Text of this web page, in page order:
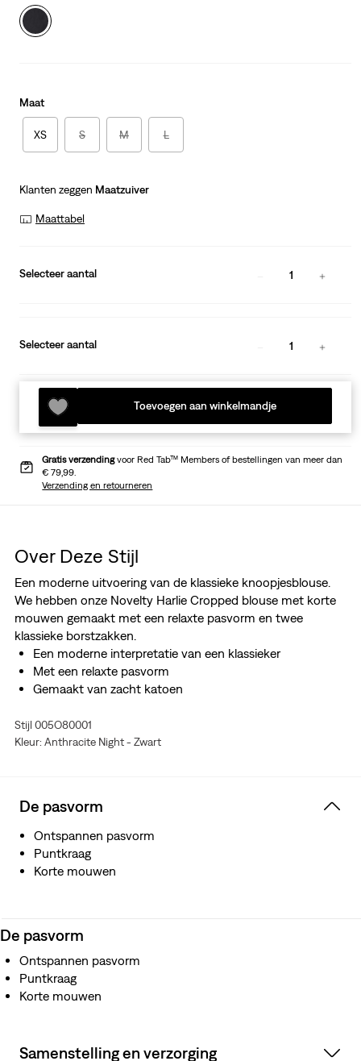
Maat
XS S M L
Klanten zeggen Maatzuiver
Maattabel
Selecteer aantal 1
Selecteer aantal 1
Toevoegen aan winkelmandje
Gratis verzendingvoor Red Tab™ Members of bestellingen van meer dan
€ 79,99.
Verzending en retourneren
Over Deze Stijl
Een moderne uitvoering van de klassieke knoopjesblouse.
We hebben onze Novelty Harlie Cropped blouse met korte
mouwen gemaakt met een relaxte pasvorm en twee
klassieke borstzakken.
Een moderne interpretatie van een klassieker
Met een relaxte pasvorm
Gemaakt van zacht katoen
Stijl 005O80001
Kleur: Anthracite Night - Zwart
De pasvorm
Ontspannen pasvorm
Puntkraag
Korte mouwen
De pasvorm
Ontspannen pasvorm
Puntkraag
Korte mouwen
Samenstelling en verzorging